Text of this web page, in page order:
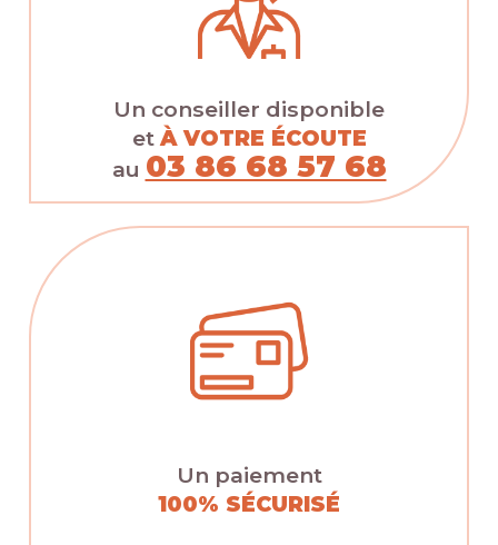
Un conseiller disponible
etÀ VOTRE ÉCOUTE
au 03 86 68 57 68
Un paiement
100% SÉCURISÉ